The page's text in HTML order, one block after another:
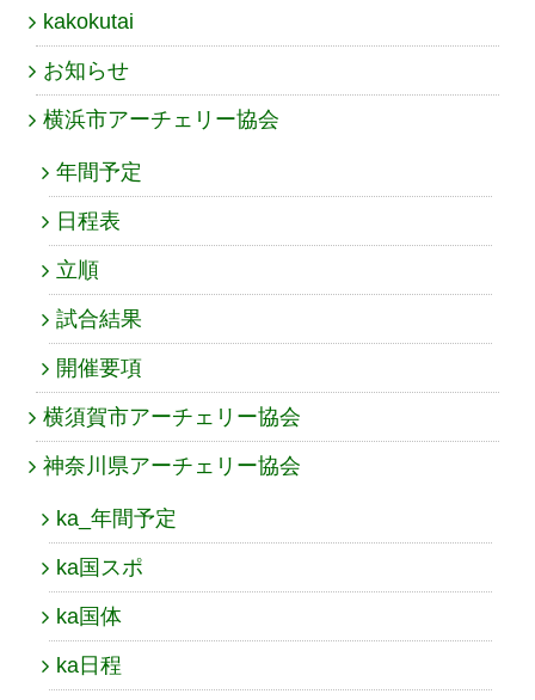
kakokutai
お知らせ
横浜市アーチェリー協会
年間予定
日程表
立順
試合結果
開催要項
横須賀市アーチェリー協会
神奈川県アーチェリー協会
ka_年間予定
ka国スポ
ka国体
ka日程